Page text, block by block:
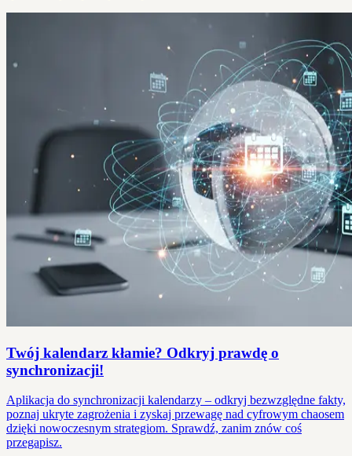
Twój kalendarz kłamie? Odkryj prawdę o
synchronizacji!
Aplikacja do synchronizacji kalendarzy – odkryj bezwzględne fakty,
poznaj ukryte zagrożenia i zyskaj przewagę nad cyfrowym chaosem
dzięki nowoczesnym strategiom. Sprawdź, zanim znów coś
przegapisz.